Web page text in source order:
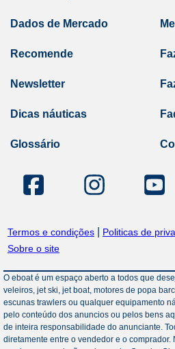
Dados de Mercado
Recomende
Newsletter
Dicas náuticas
Glossário
Termos e condições Politicas de
Sobre o site
O eboat é um espaço aberto a todos que
veleiros, jet ski, jet boat, motores de popa
escunas trawlers ou qualquer equipamento
pelo conteúdo dos anuncios ou pelos bens
de inteira responsabilidade do anunciante.
diretamente entre o vendedor e o